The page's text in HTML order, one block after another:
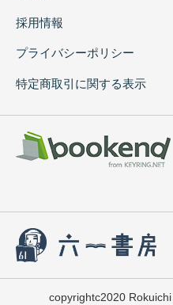
採用情報
プライバシーポリシー
特定商取引に関する表示
copyrightc2020